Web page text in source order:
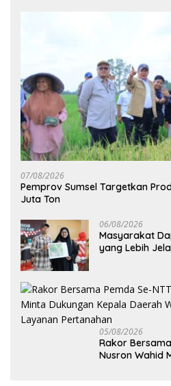
07/08/2026
Pemprov Sumsel Targetkan
Juta Ton
06/08/2026
Masyarakat
yang Lebih
05/08/2026
Rakor
Nusron Wahid